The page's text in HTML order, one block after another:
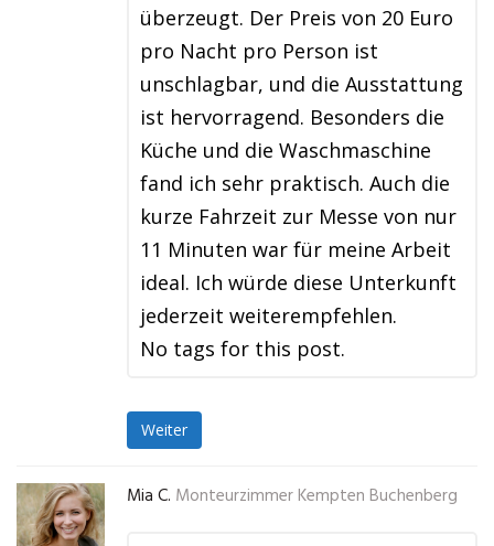
überzeugt. Der Preis von 20 Euro
pro Nacht pro Person ist
unschlagbar, und die Ausstattung
ist hervorragend. Besonders die
Küche und die Waschmaschine
fand ich sehr praktisch. Auch die
kurze Fahrzeit zur Messe von nur
11 Minuten war für meine Arbeit
ideal. Ich würde diese Unterkunft
jederzeit weiterempfehlen.
No tags for this post.
Weiter
Mia C. Monteurzimmer Kempten Buchenberg